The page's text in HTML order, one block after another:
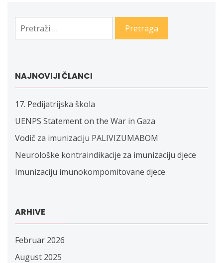
Pretraga:
NAJNOVIJI ČLANCI
17. Pedijatrijska škola
UENPS Statement on the War in Gaza
Vodič za imunizaciju PALIVIZUMABOM
Neurološke kontraindikacije za imunizaciju djece
Imunizaciju imunokompomitovane djece
ARHIVE
Februar 2026
August 2025